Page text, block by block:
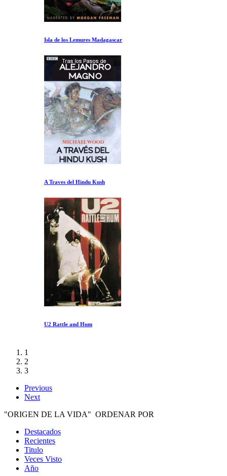
Isla de los Lemures Madagascar
A Traves del Hindu Kush
U2 Rattle and Hum
1
2
3
Previous
Next
"ORIGEN DE LA VIDA" ORDENAR POR
Destacados
Recientes
Titulo
Veces Visto
Año